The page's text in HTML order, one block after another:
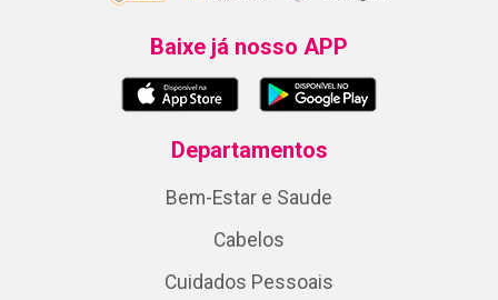
Baixe já nosso APP
Departamentos
Bem-Estar e Saude
Cabelos
Cuidados Pessoais